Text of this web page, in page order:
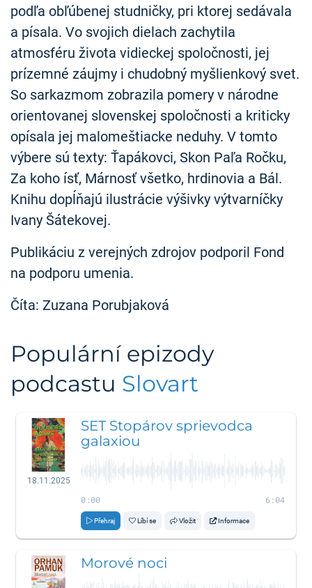
podľa obľúbenej studničky, pri ktorej sedávala
a písala. Vo svojich dielach zachytila
atmosféru života vidieckej spoločnosti, jej
prízemné záujmy i chudobný myšlienkový svet.
So sarkazmom zobrazila pomery v národne
orientovanej slovenskej spoločnosti a kriticky
opísala jej malomeštiacke neduhy. V tomto
výbere sú texty: Ťapákovci, Skon Paľa Ročku,
Za koho ísť, Márnosť všetko, hrdinovia a Bál.
Knihu dopĺňajú ilustrácie výšivky výtvarníčky
Ivany Šátekovej.
Publikáciu z verejných zdrojov podporil Fond
na podporu umenia.
Číta: Zuzana Porubjaková
Populární epizody
podcastu Slovart
18.11.2025
SET Stopárov sprievodca
galaxiou
0:00 6:04
Přehraj Líbí se Vložit Informace
Morové noci